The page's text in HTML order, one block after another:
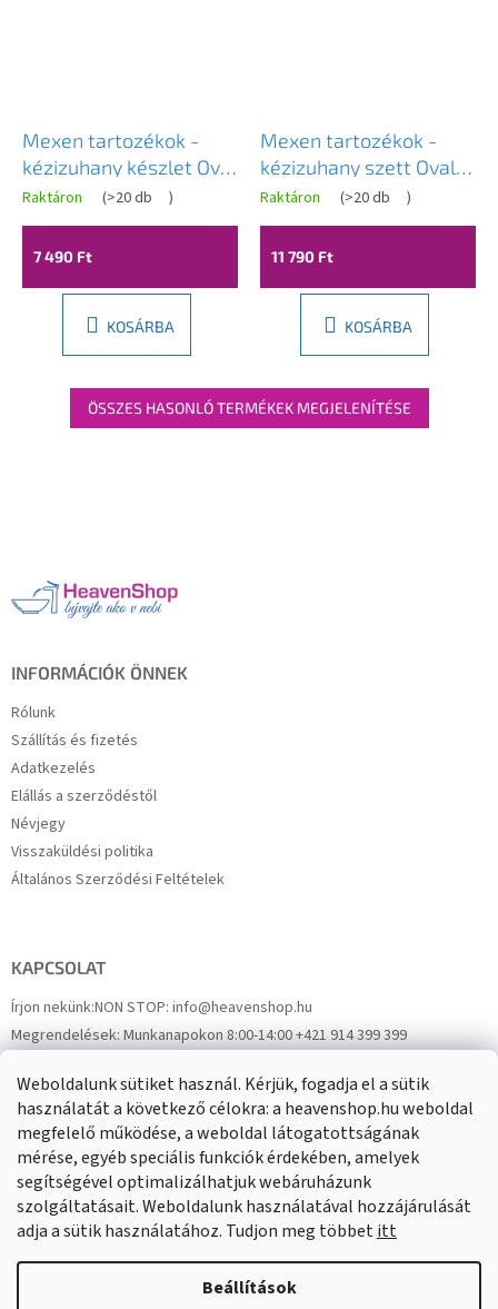
Weboldalunk sütiket használ. Kérjük, fogadja el a sütik
használatát a következő célokra: a heavenshop.hu weboldal
megfelelő működése, a weboldal látogatottságának
mérése, egyéb speciális funkciók érdekében, amelyek
segítségével optimalizálhatjuk webáruházunk
szolgáltatásait. Weboldalunk használatával hozzájárulását
adja a sütik használatához. Tudjon meg többetitt
Beállítások
Mexen tartozékok -
kézizuhany készlet Oval
R-05, 3 funkciós, króm,
785055052-00
Raktáron (>20 db )
7 490 Ft
KOSÁRBA
Mexen tartozékok -
kézizuhany szett Oval
R-05, 3 funkciós, arany,
785055052-50
Raktáron (>20 db )
11 790 Ft
KOSÁRBA
ÖSSZES HASONLÓ TERMÉKEK MEGJELENÍTÉSE
INFORMÁCIÓK ÖNNEK
Rólunk
Szállítás és fizetés
Adatkezelés
Elállás a szerződéstől
Névjegy
Visszaküldési politika
Általános Szerződési Feltételek
KAPCSOLAT
Írjon nekünk:NON STOP: info@heavenshop.hu
Megrendelések:Munkanapokon 8:00-14:00 +421 914 399 399
FacebookHeavenShop.sk
Eredményeink